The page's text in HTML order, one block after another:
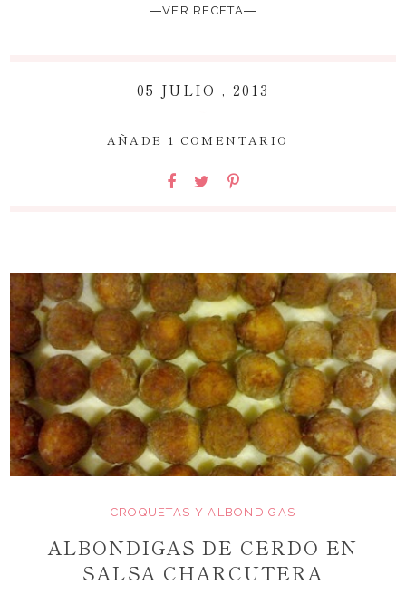
―VER RECETA―
05 JULIO , 2013
AÑADE 1 COMENTARIO
CROQUETAS Y ALBONDIGAS
ALBONDIGAS DE CERDO EN
SALSA CHARCUTERA